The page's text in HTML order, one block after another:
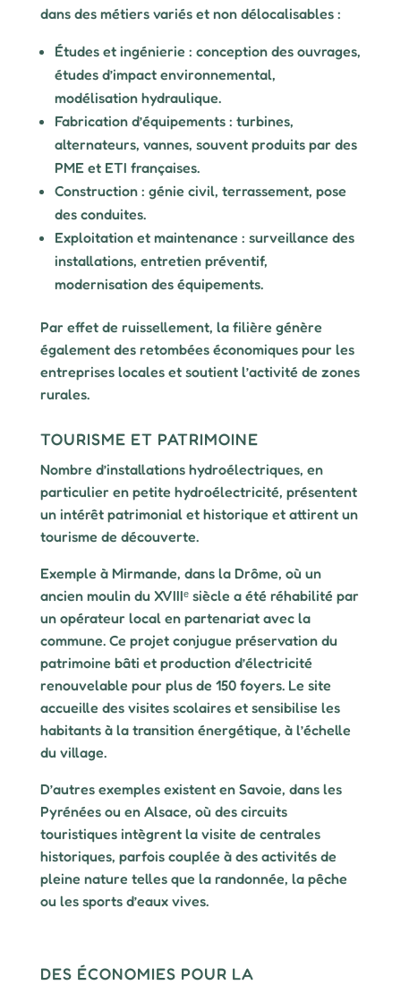
dans des métiers variés et non délocalisables :
Études et ingénierie : conception des ouvrages,
études d’impact environnemental,
modélisation hydraulique.
Fabrication d’équipements : turbines,
alternateurs, vannes, souvent produits par des
PME et ETI françaises.
Construction : génie civil, terrassement, pose
des conduites.
Exploitation et maintenance : surveillance des
installations, entretien préventif,
modernisation des équipements.
Par effet de ruissellement, la filière génère
également des retombées économiques pour les
entreprises locales et soutient l’activité de zones
rurales.
TOURISME ET PATRIMOINE
Nombre d’installations hydroélectriques, en
particulier en petite hydroélectricité, présentent
un intérêt patrimonial et historique et attirent un
tourisme de découverte.
Exemple à Mirmande, dans la Drôme, où un
ancien moulin du XVIIIᵉ siècle a été réhabilité par
un opérateur local en partenariat avec la
commune. Ce projet conjugue préservation du
patrimoine bâti et production d’électricité
renouvelable pour plus de 150 foyers. Le site
accueille des visites scolaires et sensibilise les
habitants à la transition énergétique, à l’échelle
du village.
D’autres exemples existent en Savoie, dans les
Pyrénées ou en Alsace, où des circuits
touristiques intègrent la visite de centrales
historiques, parfois couplée à des activités de
pleine nature telles que la randonnée, la pêche
ou les sports d’eaux vives.
DES ÉCONOMIES POUR LA